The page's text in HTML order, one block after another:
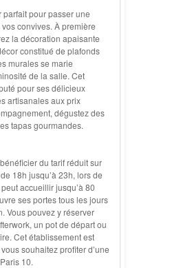
parfait pour passer une
convives. À première
la décoration apaisante
constitué de plafonds
murales se marie
de la salle. Cet
pour ses délicieux
artisanales aux prix
dégustez des
tapas gourmandes.
du tarif réduit sur
18h jusqu’à 23h, lors de
accueillir jusqu’à 80
ses portes tous les jours
Vous pouvez y réserver
un pot de départ ou
Cet établissement est
souhaitez profiter d’une
10.